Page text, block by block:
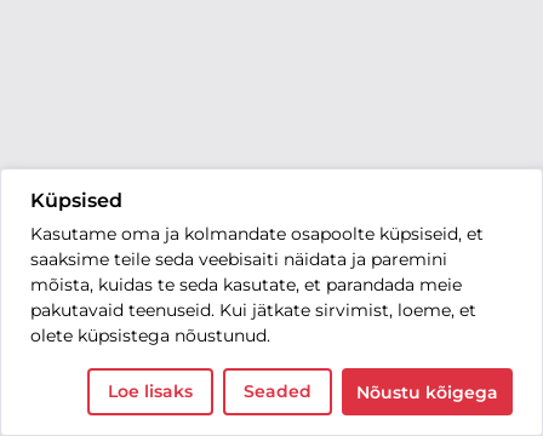
Küpsised
Kasutame oma ja kolmandate osapoolte küpsiseid, et
saaksime teile seda veebisaiti näidata ja paremini
mõista, kuidas te seda kasutate, et parandada meie
pakutavaid teenuseid. Kui jätkate sirvimist, loeme, et
olete küpsistega nõustunud.
Loe lisaks Seaded Nõustu kõigega